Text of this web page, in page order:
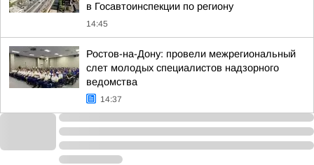
в Госавтоинспекции по региону
14:45
Ростов-на-Дону: провели межрегиональный
слет молодых специалистов надзорного
ведомства
14:37